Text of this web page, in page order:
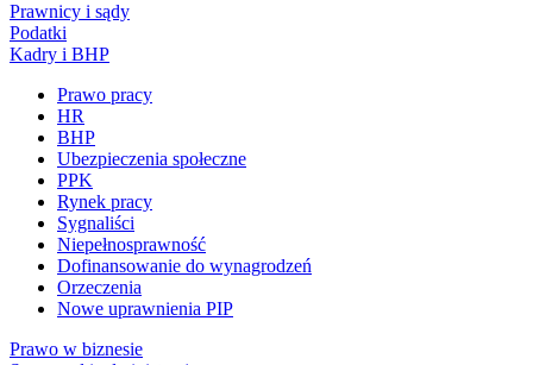
Prawnicy i sądy
Podatki
Kadry i BHP
Prawo pracy
HR
BHP
Ubezpieczenia społeczne
PPK
Rynek pracy
Sygnaliści
Niepełnosprawność
Dofinansowanie do wynagrodzeń
Orzeczenia
Nowe uprawnienia PIP
Prawo w biznesie